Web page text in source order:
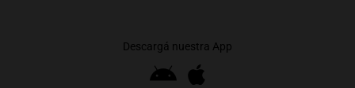
Descargá nuestra App